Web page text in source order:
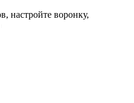
настройте воронку,